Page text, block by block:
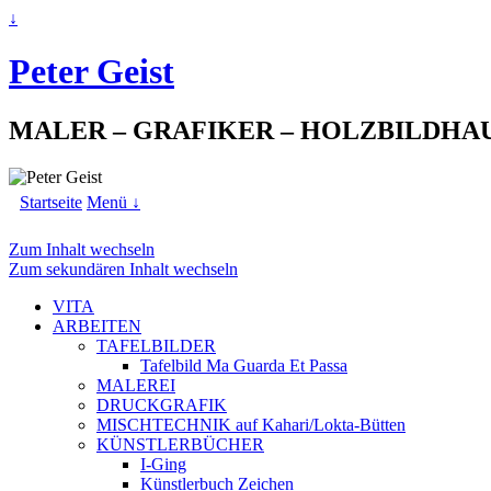
↓
Peter Geist
MALER – GRAFIKER –
Startseite Menü ↓
Zum Inhalt wechseln
Zum sekundären Inhalt wechseln
VITA
ARBEITEN
TAFELBILDER
Tafelbild Ma Guarda Et Passa
MALEREI
DRUCKGRAFIK
MISCHTECHNIK auf Kahari/Lokta-Bütten
KÜNSTLERBÜCHER
I-Ging
Künstlerbuch Zeichen